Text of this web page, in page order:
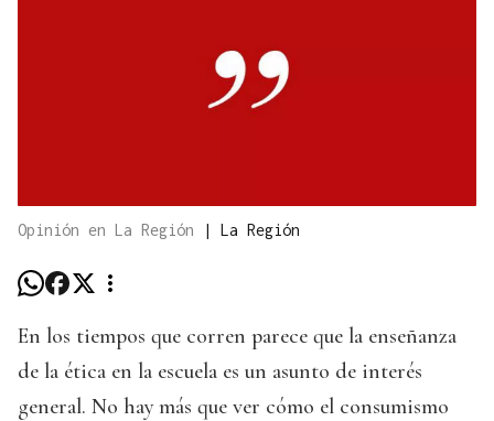
Opinión en La Región | La Región
En los tiempos que corren parece que la enseñanza
de la ética en la escuela es un asunto de interés
general. No hay más que ver cómo el consumismo